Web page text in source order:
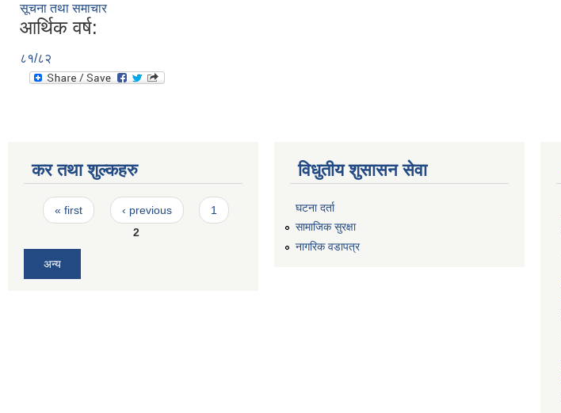
सूचना तथा समाचार
आर्थिक वर्ष:
८१/८२
कर तथा शुल्कहरु
Pages
« first ‹ previous
1
2
अन्य
विधुतीय शुसासन सेवा
घटना दर्ता
सामाजिक सुरक्षा
नागरिक वडापत्र